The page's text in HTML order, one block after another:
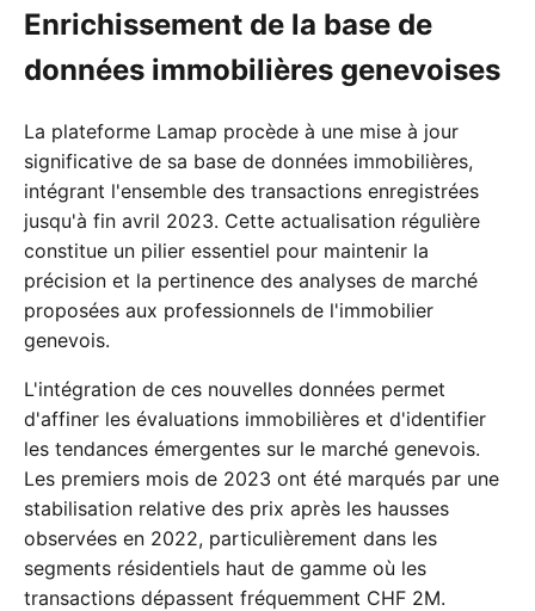
Enrichissement de la base de
données immobilières genevoises
La plateforme Lamap procède à une mise à jour
significative de sa base de données immobilières,
intégrant l'ensemble des transactions enregistrées
jusqu'à fin avril 2023. Cette actualisation régulière
constitue un pilier essentiel pour maintenir la
précision et la pertinence des analyses de marché
proposées aux professionnels de l'immobilier
genevois.
L'intégration de ces nouvelles données permet
d'affiner les évaluations immobilières et d'identifier
les tendances émergentes sur le marché genevois.
Les premiers mois de 2023 ont été marqués par une
stabilisation relative des prix après les hausses
observées en 2022, particulièrement dans les
segments résidentiels haut de gamme où les
transactions dépassent fréquemment CHF 2M.